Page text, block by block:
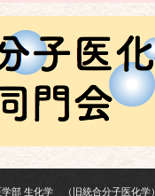
部 生化学 （旧統合分子医化学）